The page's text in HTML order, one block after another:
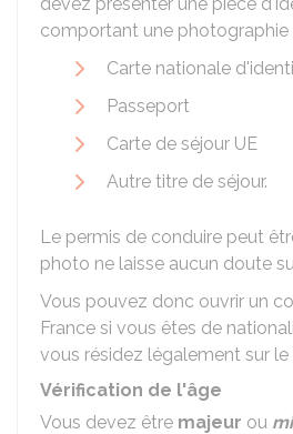
comportant une photographie
Carte nationale
Passeport
Carte de séjour UE
Autre titre de séjour.
Le permis de conduire peut
photo ne laisse aucun doute
Vous pouvez donc ouvrir un
France si vous êtes de
vous résidez légalement sur le
Vérification de l'âge
Vous devez être majeur ou